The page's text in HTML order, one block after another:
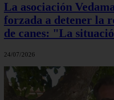
La asociación
forzada a detener la
de canes: "La
24/07/2026